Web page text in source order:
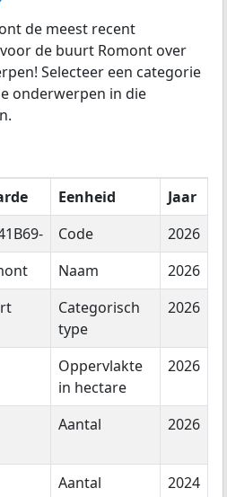
de meest recent
de buurt Romont over
Selecteer een categorie
onderwerpen in die
Eenheid
Jaar
Code
2026
Naam
2026
Categorisch
type
2026
Oppervlakte
in hectare
2026
Aantal 2026
Aantal 2024